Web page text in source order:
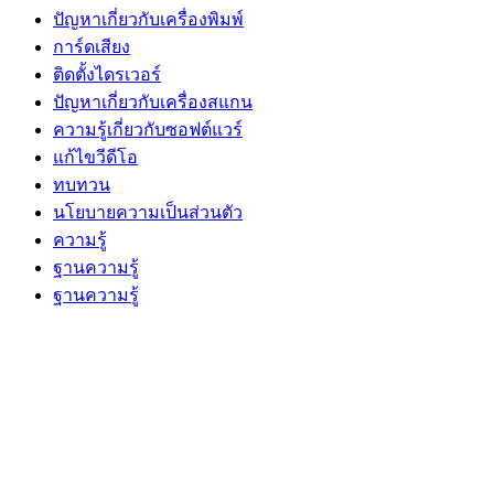
ปัญหาเกี่ยวกับเครื่องพิมพ์
การ์ดเสียง
ติดตั้งไดรเวอร์
ปัญหาเกี่ยวกับเครื่องสแกน
ความรู้เกี่ยวกับซอฟต์แวร์
แก้ไขวีดีโอ
ทบทวน
นโยบายความเป็นส่วนตัว
ความรู้
ฐานความรู้
ฐานความรู้